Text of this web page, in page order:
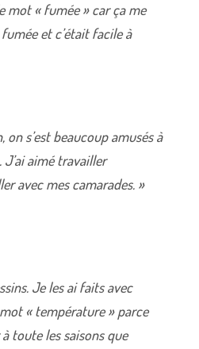
mot « fumée » car ça me
et c’était facile à
on s’est beaucoup amusés à
aimé travailler
avec mes camarades. »
Je les ai faits avec
« température » parce
toute les saisons que